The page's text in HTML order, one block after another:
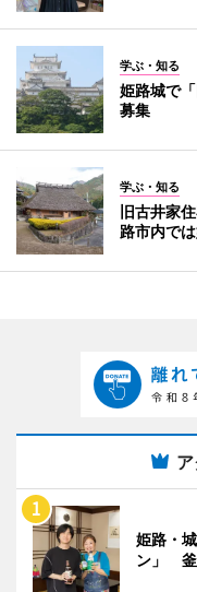
学ぶ・知る
姫路城で
募集
学ぶ・知る
旧古井家
路市内で
姫路・
ン」 釜